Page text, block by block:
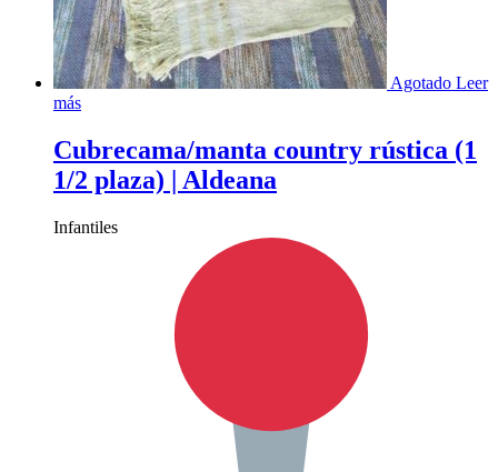
Agotado Leer
más
Cubrecama/manta country rústica (1
1/2 plaza) | Aldeana
Infantiles